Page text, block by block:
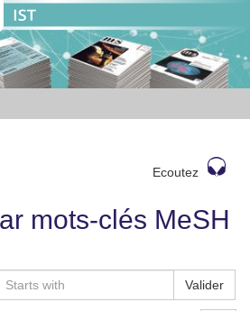
Ecoutez
mots-clés MeSH
Valider